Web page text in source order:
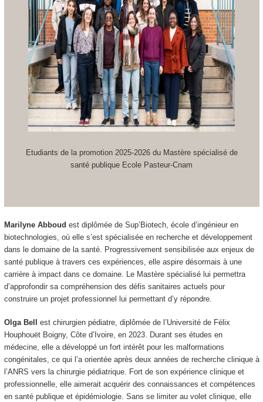
Etudiants de la promotion 2025-2026 du Mastère spécialisé de
santé publique Ecole Pasteur-Cnam
Marilyne Abboud est diplômée de Sup’Biotech, école d’ingénieur en
biotechnologies, où elle s’est spécialisée en recherche et développement
dans le domaine de la santé. Progressivement sensibilisée aux enjeux de
santé publique à travers ces expériences, elle aspire désormais à une
carrière à impact dans ce domaine. Le Mastère spécialisé lui permettra
d’approfondir sa compréhension des défis sanitaires actuels pour
construire un projet professionnel lui permettant d’y répondre.
Olga Bell
est chirurgien pédiatre, diplômée de l’Université de Félix
Houphouët Boigny, Côte d’Ivoire, en 2023. Durant ses études en
médecine, elle a développé un fort intérêt pour les malformations
congénitales, ce qui l’a orientée après deux années de recherche clinique à
l’ANRS vers la chirurgie pédiatrique. Fort de son expérience clinique et
professionnelle, elle aimerait acquérir des connaissances et compétences
en santé publique et épidémiologie. Sans se limiter au volet clinique, elle